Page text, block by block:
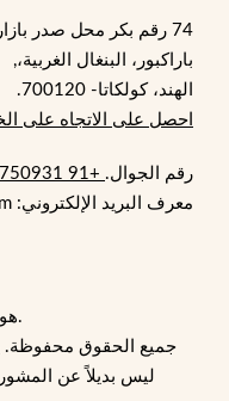
74 رقم بكر محل صدر بازار,
باراكبور، البنغال الغربية،,
الهند، كولكاتا- 700120.
احصل على الاتجاه على
رقم الجوال. +91 9748750931
معرف البريد الإلكتروني: support@freaktofit.com
© 2026 Freaktofit هو موقع لياقة بدنية.
جميع الحقوق محفوظة.